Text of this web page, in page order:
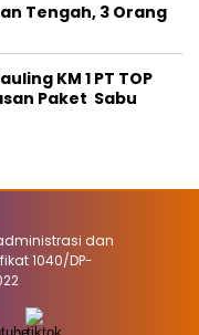
Tengah, 3 Orang
KM 1 PT TOP
Paket Sabu
dan
1040/DP-